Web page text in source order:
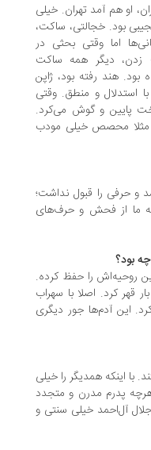
آمد تهران. خیلی
خجالتی، ساکت،
وقتی بحثی در
همه ساکت
رفته بود، ژاپن
و منطق. وقتی
و گوش می‌کرد.
خیلی مودب
را قبول نداشت؛
فحش و حرف‌های
را حفظ کرده.
اصلا با سهراب
آدم‌ها جور دیگری
همدیگر را خیلی
مدرن و متجدد
خیلی سنتی و